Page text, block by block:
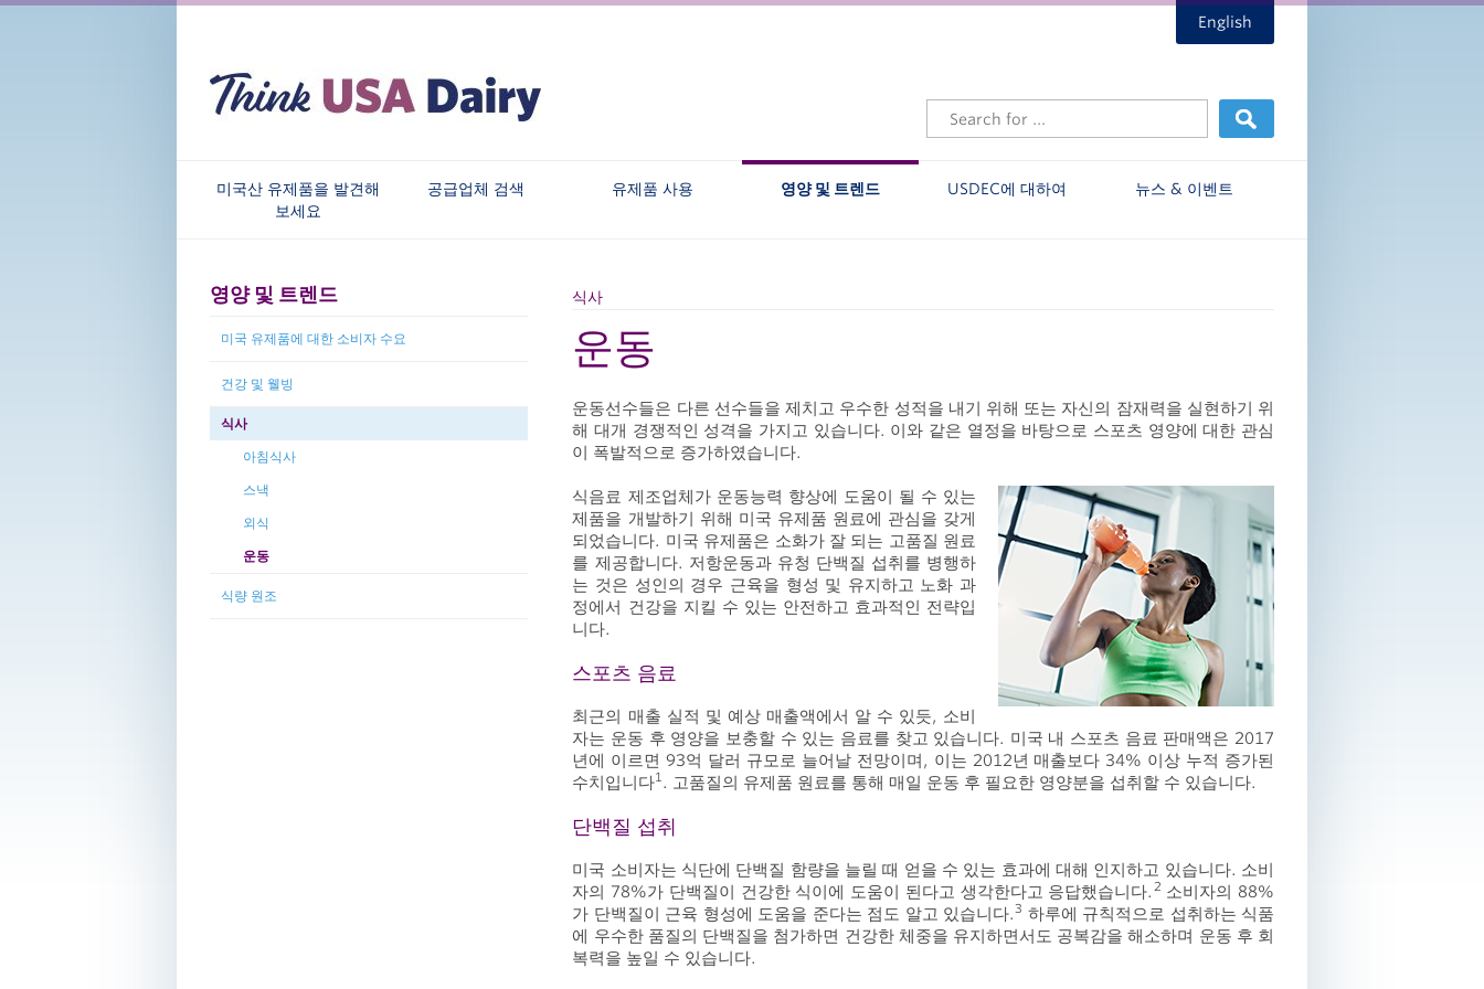
English
미국산 유제품을 발견해
보세요
공급업체 검색 유제품 사용 영양 및 트렌드 USDEC에 대하여 뉴스 & 이벤트
영양 및 트렌드
미국 유제품에 대한 소비자 수요
건강 및 웰빙
식사
아침식사
스낵
외식
운동
식량 원조
식사
운동
운동선수들은 다른 선수들을 제치고 우수한 성적을 내기 위해 또는 자신의 잠재력을 실현하기 위
해 대개 경쟁적인 성격을 가지고 있습니다. 이와 같은 열정을 바탕으로 스포츠 영양에 대한 관심
이 폭발적으로 증가하였습니다.
식음료 제조업체가 운동능력 향상에 도움이 될 수 있는
제품을 개발하기 위해 미국 유제품 원료에 관심을 갖게
되었습니다. 미국 유제품은 소화가 잘 되는 고품질 원료
를 제공합니다. 저항운동과 유청 단백질 섭취를 병행하
는 것은 성인의 경우 근육을 형성 및 유지하고 노화 과
정에서 건강을 지킬 수 있는 안전하고 효과적인 전략입
니다.
스포츠 음료
최근의 매출 실적 및 예상 매출액에서 알 수 있듯, 소비
자는 운동 후 영양을 보충할 수 있는 음료를 찾고 있습니다. 미국 내 스포츠 음료 판매액은 2017
년에 이르면 93억 달러 규모로 늘어날 전망이며, 이는 2012년 매출보다 34% 이상 누적 증가된
수치입니다1. 고품질의 유제품 원료를 통해 매일 운동 후 필요한 영양분을 섭취할 수 있습니다.
단백질 섭취
미국 소비자는 식단에 단백질 함량을 늘릴 때 얻을 수 있는 효과에 대해 인지하고 있습니다. 소비
자의 78%가 단백질이 건강한 식이에 도움이 된다고 생각한다고 응답했습니다. 2 소비자의 88%
가 단백질이 근육 형성에 도움을 준다는 점도 알고 있습니다.3 하루에 규칙적으로 섭취하는 식품
에 우수한 품질의 단백질을 첨가하면 건강한 체중을 유지하면서도 공복감을 해소하며 운동 후 회
복력을 높일 수 있습니다.